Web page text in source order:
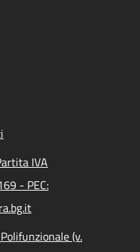
IVA
- PEC:
(v.